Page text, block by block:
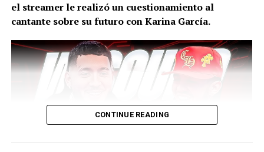
el streamer le realizó un cuestionamiento al
cantante sobre su futuro con Karina García.
CONTINUE READING